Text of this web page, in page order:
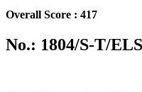
Overall Score : 417
No.: 1804/S-T/